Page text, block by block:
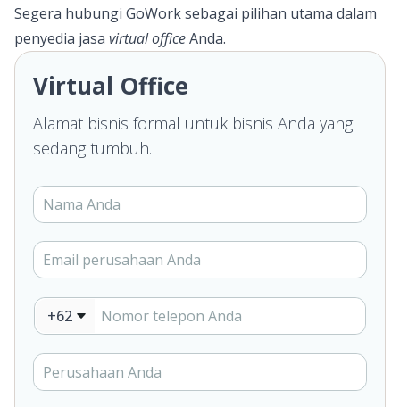
Segera hubungi GoWorksebagai pilihan utama dalam
penyedia jasa virtual officeAnda.
Virtual Office
Alamat bisnis formal untuk bisnis Anda yang
sedang tumbuh.
+62